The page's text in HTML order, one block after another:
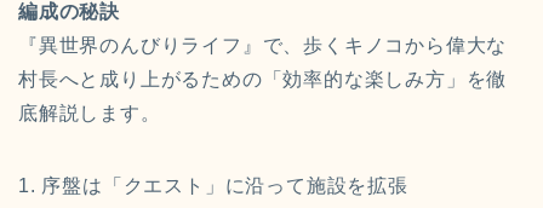
編成の秘訣
『異世界のんびりライフ』で、歩くキノコから偉大な
村長へと成り上がるための「効率的な楽しみ方」を徹
底解説します。
1. 序盤は「クエスト」に沿って施設を拡張